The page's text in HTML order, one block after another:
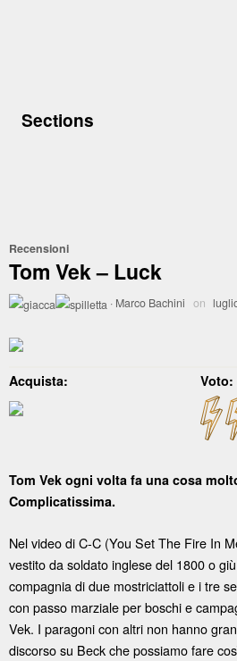
Sections
Recensioni
Tom Vek – Luck
· Marco Bachini on
Acquista: Voto:
Tom Vek ogni volta fa una cosa
Complicatissima.
Nel video di C-C (You Set The Fire In
vestito da soldato inglese del 1800 o
compagnia di due mostriciattoli e i tre
con passo marziale per boschi e
Vek. I paragoni con altri non hanno
discorso su Beck che possiamo fare